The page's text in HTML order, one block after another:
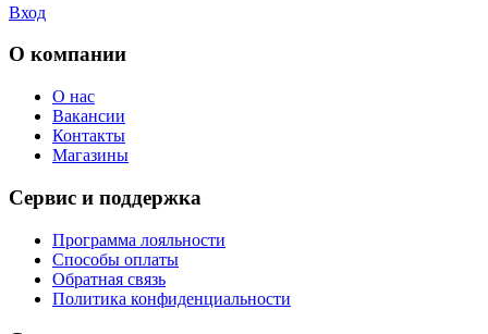
Вход
О компании
О нас
Вакансии
Контакты
Магазины
Сервис и поддержка
Программа лояльности
Способы оплаты
Обратная связь
Политика конфиденциальности